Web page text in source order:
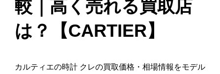
較｜高く売れる買取店
は？【CARTIER】
カルティエの時計 クレの買取価格・相場情報をモデル